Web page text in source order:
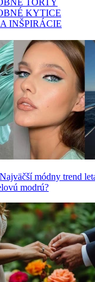
TORTY
KYTICE
INŠPIRÁCIE
módny trend
modrú?